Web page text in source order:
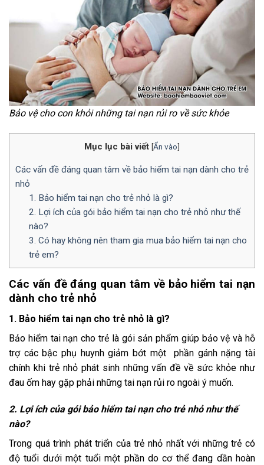
Bảo vệ cho con khỏi những tai nạn rủi ro về sức khỏe
Mục lục bài viết [Ẩn vào]
Các vấn đề đáng quan tâm về bảo hiểm tai nạn dành cho trẻ
nhỏ
1. Bảo hiểm tai nạn cho trẻ nhỏ là gì?
2. Lợi ích của gói bảo hiểm tai nạn cho trẻ nhỏ như thế
nào?
3. Có hay không nên tham gia mua bảo hiểm tai nạn cho
trẻ em?
Các vấn đề đáng quan tâm về bảo hiểm tai nạn
dành cho trẻ nhỏ
1. Bảo hiểm tai nạn cho trẻ nhỏ là gì?
Bảo hiểm tai nạn cho trẻ là gói sản phẩm giúp bảo vệ và hỗ
trợ các bậc phụ huynh giảm bớt một phần gánh nặng tài
chính khi trẻ nhỏ phát sinh những vấn đề về sức khỏe như
đau ốm hay gặp phải những tai nạn rủi ro ngoài ý muốn.
2. Lợi ích của góibảo hiểm tai nạncho trẻ nhỏ như thế
nào?
Trong quá trình phát triển của trẻ nhỏ nhất với những trẻ có
độ tuổi dưới một tuổi một phần do cơ thể đang dần hoàn